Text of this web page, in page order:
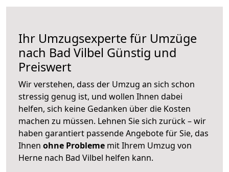
Ihr Umzugsexperte für Umzüge
nach Bad Vilbel Günstig und
Preiswert
Wir verstehen, dass der Umzug an sich schon
stressig genug ist, und wollen Ihnen dabei
helfen, sich keine Gedanken über die Kosten
machen zu müssen. Lehnen Sie sich zurück – wir
haben garantiert passende Angebote für Sie, das
Ihnen ohne Probleme mit Ihrem Umzug von
Herne nach Bad Vilbel helfen kann.